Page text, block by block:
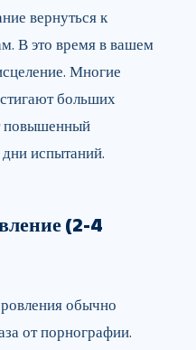
вернуться к
В это время в вашем
Многие
больших
повышенный
испытаний.
(2-4
обычно
от порнографии.